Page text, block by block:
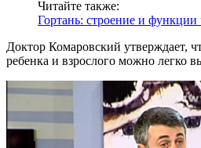
Читайте также:
Гортань: строение и функции
Доктор Комаровский утверждает,
ребенка и взрослого можно легко